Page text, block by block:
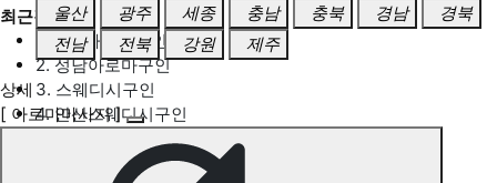
최근검색어
1. 일산마사지구인
2. 성남아로마구인
3. 스웨디시구인
4. 안산스웨디시구인
울산
광주 세종 충남 충북 경남
경북
전남
전북 강원 제주
상세
[ 아로마마사지 ]